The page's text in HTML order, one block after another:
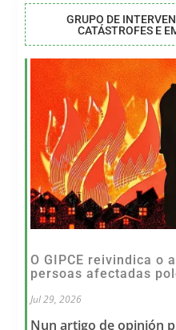
GRUPO DE
CATÁSTROFES E
O GIPCE reivindica o
persoas afectadas
Jul 29, 2026
Nun artigo de opinión